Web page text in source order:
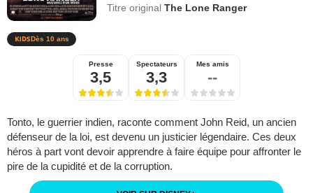
Titre originalThe Lone Ranger
Dès 10 ans
Presse
3,5
Spectateurs
3,3
Mes amis
--
Tonto, le guerrier indien, raconte comment John Reid, un ancien
défenseur de la loi, est devenu un justicier légendaire. Ces deux
héros à part vont devoir apprendre à faire équipe pour affronter le
pire de la cupidité et de la corruption.